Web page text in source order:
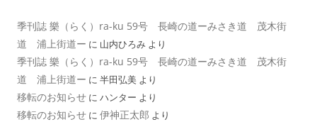
季刊誌 樂（らく）ra-ku 59号 長崎の道ーみさき道 茂木街
道 浦上街道ー に 山内ひろみ より
季刊誌 樂（らく）ra-ku 59号 長崎の道ーみさき道 茂木街
道 浦上街道ー に 半田弘美 より
移転のお知らせ に ハンター より
移転のお知らせ に 伊神正太郎 より